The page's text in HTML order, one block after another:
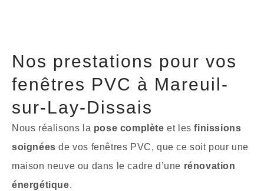
Nos prestations pour vos
fenêtres PVC à Mareuil-
sur-Lay-Dissais
Nous réalisons la pose complète et lesfinissions
soignées de vos fenêtres PVC, que ce soit pour une
maison neuve ou dans le cadre d’une rénovation
énergétique.